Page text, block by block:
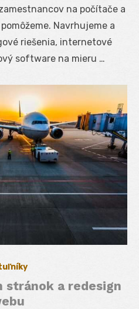
na počítače a
Navrhujeme a
riešenia, internetové
software na mieru …
stránok a redesign